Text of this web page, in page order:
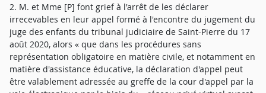
2. M. et Mme [P] font grief à l'arrêt de les déclarer
irrecevables en leur appel formé à l'encontre du jugement du
juge des enfants du tribunal judiciaire de Saint-Pierre du 17
août 2020, alors « que dans les procédures sans
représentation obligatoire en matière civile, et notamment en
matière d'assistance éducative, la déclaration d'appel peut
être valablement adressée au greffe de la cour d'appel par la